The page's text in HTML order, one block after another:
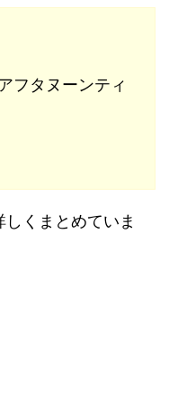
フタヌーンティ
くまとめていま